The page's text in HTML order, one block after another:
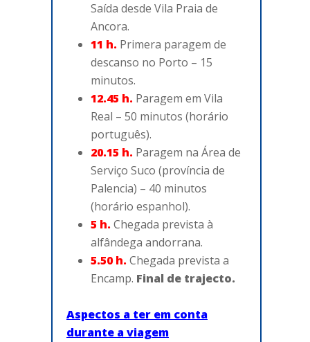
Saída desde Vila Praia de
Ancora.
11 h. Primera paragem de
descanso no Porto – 15
minutos.
12.45 h. Paragem em Vila
Real – 50 minutos (horário
português).
20.15 h. Paragem na Área de
Serviço Suco (província de
Palencia) – 40 minutos
(horário espanhol).
5 h. Chegada prevista à
alfândega andorrana.
5.50 h. Chegada prevista a
Encamp. Final de trajecto.
Aspectos a ter em conta
durante a viagem